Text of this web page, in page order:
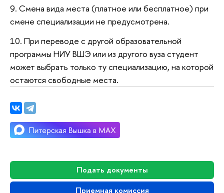
Подать документы
Приемная комиссия
9. Смена вида места (платное или бесплатное) при
смене специализации не предусмотрена.
10. При переводе с другой образовательной
программы НИУ ВШЭ или из другого вуза студент
может выбрать только ту специализацию, на которой
остаются свободные места.